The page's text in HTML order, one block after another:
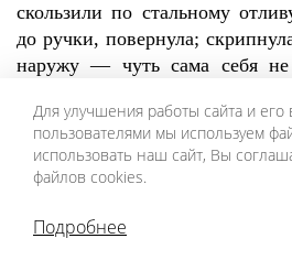
скользили по стальному
до ручки, повернула;
наружу — чуть сама себя не
Шла по чужой
скользили по стенам, скрипел
—Вор-ровка!
десятиэтажка слышит.
обратно, в окно — и
Для улучшения работы сайта и его
пользователями мы используем
использовать наш сайт, Вы
файлов cookies.
Подробнее